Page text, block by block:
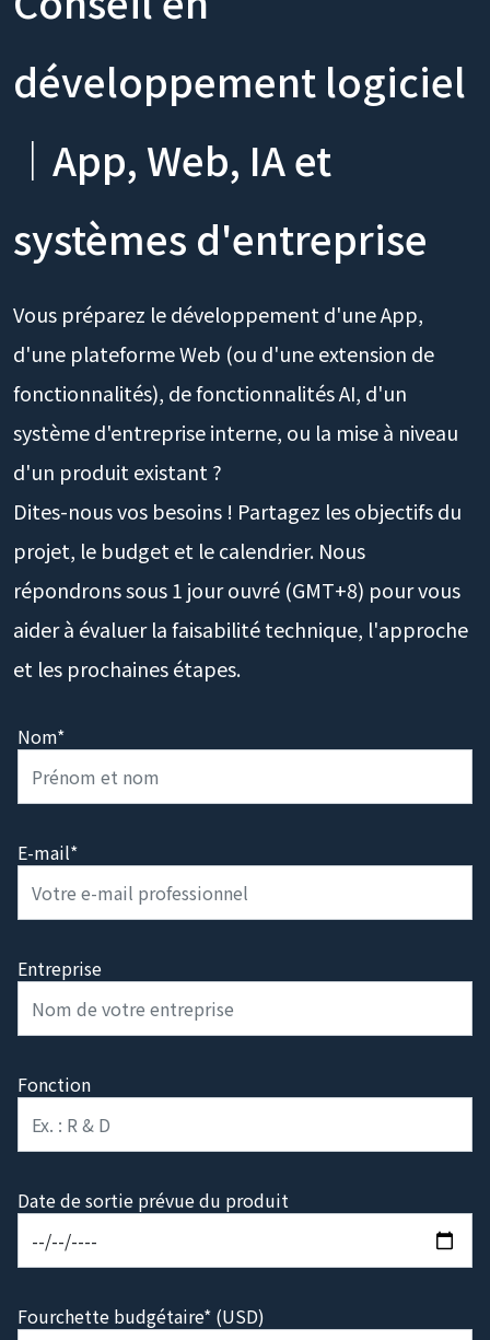
développement logiciel
｜App, Web, IA et
systèmes d'entreprise
Vous préparez le développement d'une App,
d'une plateforme Web (ou d'une extension de
fonctionnalités), de fonctionnalités AI, d'un
système d'entreprise interne, ou la mise à niveau
d'un produit existant ?
Dites-nous vos besoins ! Partagez les objectifs du
projet, le budget et le calendrier. Nous
répondrons sous 1 jour ouvré (GMT+8) pour vous
aider à évaluer la faisabilité technique, l'approche
Nom*
E-mail*
Entreprise
Fonction
Date de sortie prévue du produit